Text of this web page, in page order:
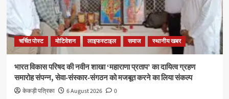
चर्चित पोस्ट मोटिवेशन लाइफस्टाइल समाज स्थानीय खबर
भारत विकास परिषद की नवीन शाखा ‘महाराणा प्रताप’ का दायित्व ग्रहण
समारोह संपन्न, सेवा-संस्कार-संगठन को मजबूत करने का लिया संकल्प
केकड़ी पत्रिका 6 August 2026 0